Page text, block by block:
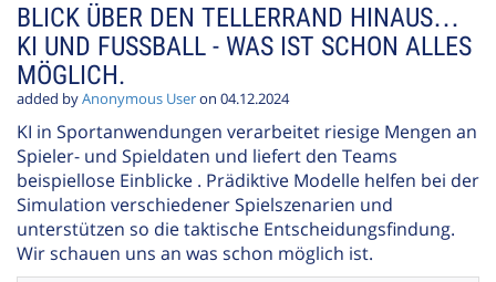
BLICK ÜBER DEN TELLERRAND HINAUS…
KI UND FUSSBALL - WAS IST SCHON ALLES M
ÖGLICH.
added byAnonymous Useron 04.12.2024
KI in Sportanwendungen verarbeitet riesige Mengen an
Spieler- und Spieldaten und liefert den Teams
beispiellose Einblicke . Prädiktive Modelle helfen bei der
Simulation verschiedener Spielszenarien und
unterstützen so die taktische Entscheidungsfindung.
Wir schauen uns an was schon möglich ist.